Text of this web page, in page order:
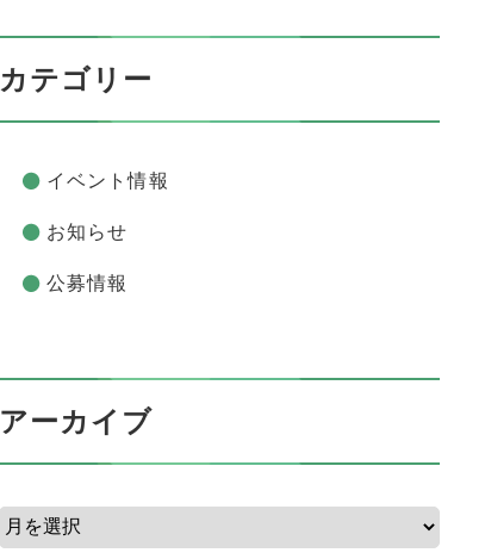
カテゴリー
イベント情報
お知らせ
公募情報
アーカイブ